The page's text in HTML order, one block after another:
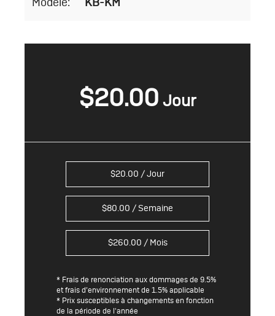
Modèle: KB-KM
$20.00
$20.00 / Jour
$80.00 / Semaine
$260.00 / Mois
* Frais de renonciation aux dommages de 9.5%
et frais d’environnement de 1.5% applicable
* Prix susceptibles à changements en fonction
de la période de l'année